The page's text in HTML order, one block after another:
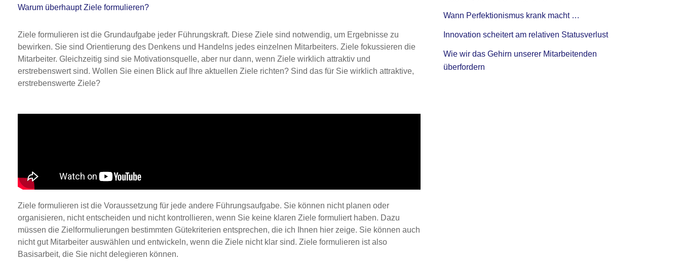
Warum überhaupt Ziele formulieren?
Ziele formulieren ist die Grundaufgabe jeder Führungskraft. Diese Ziele sind notwendig, um Ergebnisse zu
bewirken. Sie sind Orientierung des Denkens und Handelns jedes einzelnen Mitarbeiters. Ziele fokussieren die
Mitarbeiter. Gleichzeitig sind sie Motivationsquelle, aber nur dann, wenn Ziele wirklich attraktiv und
erstrebenswert sind. Wollen Sie einen Blick auf Ihre aktuellen Ziele richten? Sind das für Sie wirklich attraktive,
erstrebenswerte Ziele?
Ziele formulieren ist die Voraussetzung für jede andere Führungsaufgabe. Sie können nicht planen oder
organisieren, nicht entscheiden und nicht kontrollieren, wenn Sie keine klaren Ziele formuliert haben. Dazu
müssen die Zielformulierungen bestimmten Gütekriterien entsprechen, die ich Ihnen hier zeige. Sie können auch
nicht gut Mitarbeiter auswählen und entwickeln, wenn die Ziele nicht klar sind. Ziele formulieren ist also
Basisarbeit, die Sie nicht delegieren können.
Wann Perfektionismus krank macht …
Innovation scheitert am relativen Statusverlust
Wie wir das Gehirn unserer Mitarbeitenden
überfordern